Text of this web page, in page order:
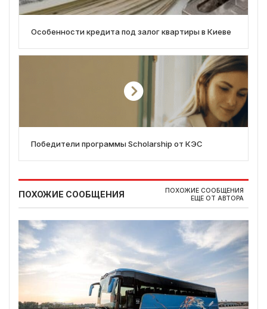
Особенности кредита под залог квартиры в Киеве
Победители программы Scholarship от КЭС
ПОХОЖИЕ СООБЩЕНИЯ
ПОХОЖИЕ СООБЩЕНИЯ
ЕЩЕ ОТ АВТОРА